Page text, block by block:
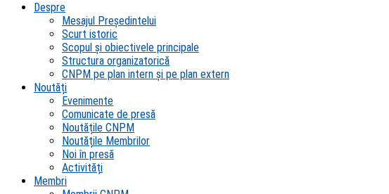
Despre
Mesajul Președintelui
Scurt istoric
Scopul şi obiectivele principale
Structura organizatorică
CNPM pe plan intern şi pe plan extern
Noutăți
Evenimente
Comunicate de presă
Noutățile CNPM
Noutățile Membrilor
Noi în presă
Activități
Membri